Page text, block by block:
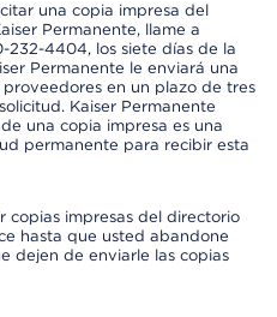
una copia impresa del
Permanente, llame a
232-4404, los siete días de la
Permanente le enviará una
en un plazo de tres
Kaiser Permanente
una copia impresa es una
permanente para recibir esta
copias impresas del directorio
hasta que usted abandone
dejen de enviarle las copias